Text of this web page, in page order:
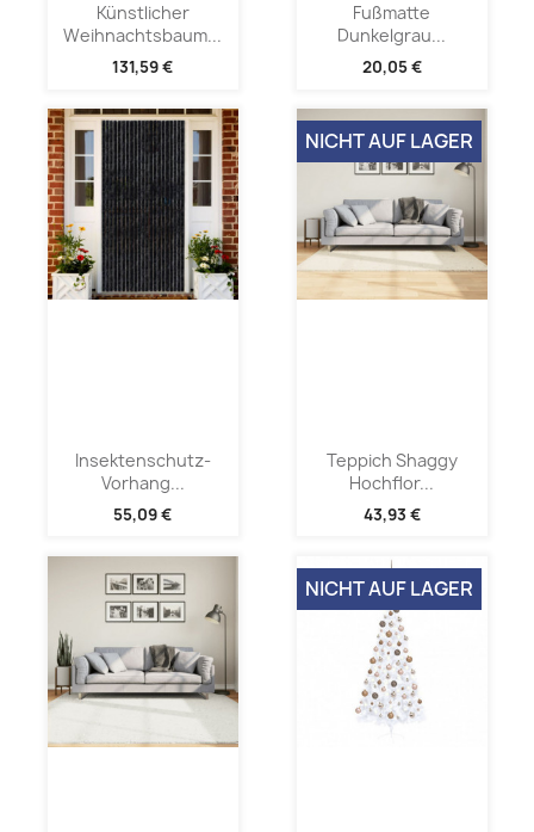
Künstlicher
Weihnachtsbaum...
131,59 €
Fußmatte
Dunkelgrau...
20,05 €
Insektenschutz-
Vorhang...
55,09 €
Teppich Shaggy
Hochflor...
43,93 €
NICHT AUF LAGER
NICHT AUF LAGER